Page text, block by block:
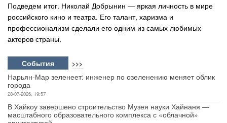
Подведем итог. Николай Добрынин — яркая личность в мире
российского кино и театра. Его талант, харизма и
профессионализм сделали его одним из самых любимых
актеров страны.
События >>>
Нарьян-Мар зеленеет: инженер по озеленению меняет облик
города
28-07-2026, 19:57
В Хайкоу завершено строительство Музея науки Хайнаня —
масштабного образовательного комплекса с «облачной»